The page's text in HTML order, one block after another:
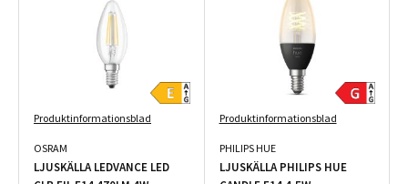
Produktinformationsblad
OSRAM
LJUSKÄLLA LEDVANCE LED
Produktinformationsblad
PHILIPS HUE
LJUSKÄLLA PHILIPS HUE